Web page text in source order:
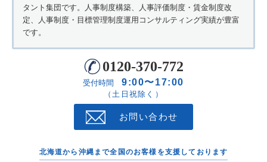
タント集団です。人事制度構築、人事評価制度・賃金制度改
定、人事制度・目標管理制度運用コンサルティング実績が豊富
です。
0120-370-772
受付時間 9:00〜17:00
（土日祝除く）
お問い合わせ
北海道から沖縄まで全国のお客様を支援しております